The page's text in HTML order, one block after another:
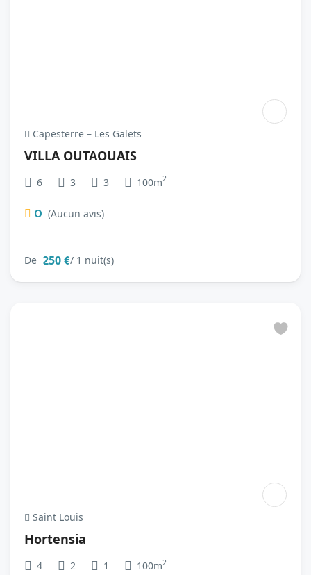
Capesterre – Les Galets
VILLA OUTAOUAIS
6 3 3 100m2
0 (Aucun avis)
De 250 €/ 1 nuit(s)
Saint Louis
Hortensia
4 2 1 100m2